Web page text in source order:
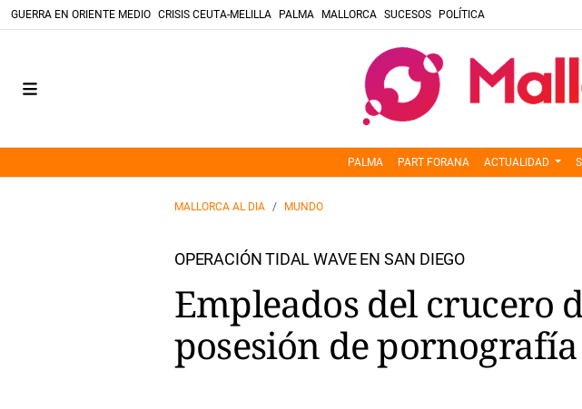
GUERRA EN ORIENTE MEDIO CRISIS CEUTA-MELILLA PALMA MALLORCA SUCESOS POLÍTICA
PALMA PART FORANA ACTUALIDAD
MALLORCA AL DIA MUNDO
OPERACIÓN TIDAL WAVE EN SAN DIEGO
Empleados del crucero
posesión de